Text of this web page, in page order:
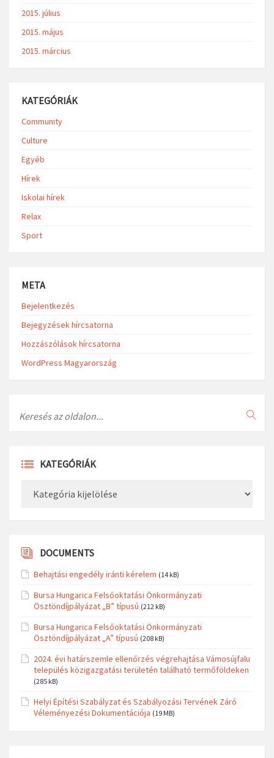
2015. július
2015. május
2015. március
KATEGÓRIÁK
Community
Culture
Egyéb
Hírek
Iskolai hírek
Relax
Sport
META
Bejelentkezés
Bejegyzések hírcsatorna
Hozzászólások hírcsatorna
WordPress Magyarország
KATEGÓRIÁK
DOCUMENTS
Behajtási engedély iránti kérelem (14 kB)
Bursa Hungarica Felsőoktatási Önkormányzati
Ösztöndíjpályázat „B” típusú (212 kB)
Bursa Hungarica Felsőoktatási Önkormányzati
Ösztöndíjpályázat „A” típusú (208 kB)
2024. évi határszemle ellenőrzés végrehajtása Vámosújfalu
település közigazgatási területén található termőföldeken
(285 kB)
Helyi Építési Szabályzat és Szabályozási Tervének Záró
Véleményezési Dokumentációja (19 MB)